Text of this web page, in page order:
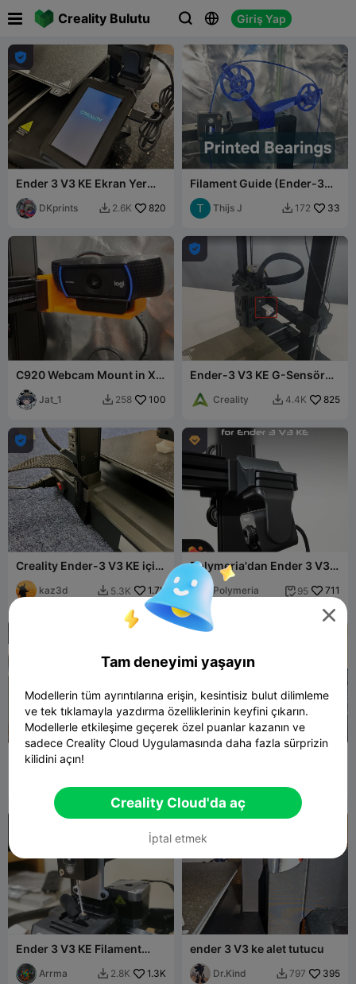
Creality Bulutu   Giriş Yap
 

Ender 3 V3 KE Ekran Yer
Değiştirme Braketi
DKprints  2.6K 820
Filament Guide (Ender-3
KE/SE)
Thijs J  172 33
C920 Webcam Mount in X
Axis for Ender 3 V3 KE
Jat_1  258 100

Ender-3 V3 KE G-Sensör
Creality  4.4K 825

Creality Ender-3 V3 KE için
Yan Kablo Klipsi
kaz3d  5.3K 1.7K

Polymeria'dan Ender 3 V3
için Nebula Kamera
Bağlantısı ( SE-KE )
Polymeria  95 711
Ender 3 V3 Ke Header

623
Ender 3 V3 KE Filament
Sensörünün Yerinin
Değiştirilmesi
Arrma  2.8K 1.3K

ender 3 V3 ke alet tutucu
Dr.Kind  797 395

Tam deneyimi yaşayın
Modellerin tüm ayrıntılarına erişin, kesintisiz bulut dilimleme
ve tek tıklamayla yazdırma özelliklerinin keyfini çıkarın.
Modellerle etkileşime geçerek özel puanlar kazanın ve
sadece Creality Cloud Uygulamasında daha fazla sürprizin
kilidini açın!
Creality Cloud'da aç
İptal etmek